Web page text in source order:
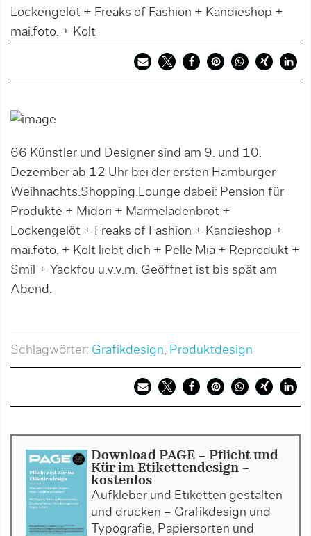
Lockengelöt + Freaks of Fashion + Kandieshop +
mai.foto. + Kolt
66 Künstler und Designer sind am 9. und 10.
Dezember ab 12 Uhr bei der ersten Hamburger
Weihnachts.Shopping.Lounge dabei: Pension für
Produkte + Midori + Marmeladenbrot +
Lockengelöt + Freaks of Fashion + Kandieshop +
mai.foto. + Kolt liebt dich + Pelle Mia + Reprodukt +
Smil + Yackfou u.v.v.m. Geöffnet ist bis spät am
Abend.
Schlagwörter: Grafikdesign Produktdesign
Download PAGE - Pflicht und
Kür im Etikettendesign -
kostenlos
Aufkleber und Etiketten gestalten
und drucken – Grafikdesign und
Typografie, Papiersorten und